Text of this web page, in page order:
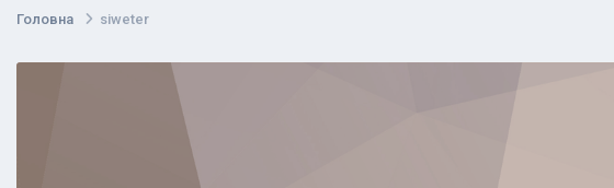
Головна siweter